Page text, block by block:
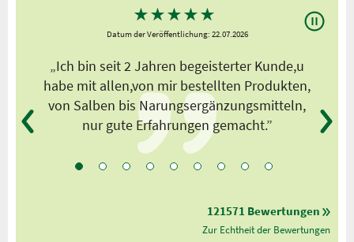
★★★★★
Datum der Veröffentlichung: 22.07.2026
„Ich bin seit 2 Jahren begeisterter Kunde,u
habe mit allen,von mir bestellten Produkten,
von Salben bis Narungsergänzungsmitteln,
nur gute Erfahrungen gemacht.”
121571 Bewertungen
Zur Echtheit der Bewertungen